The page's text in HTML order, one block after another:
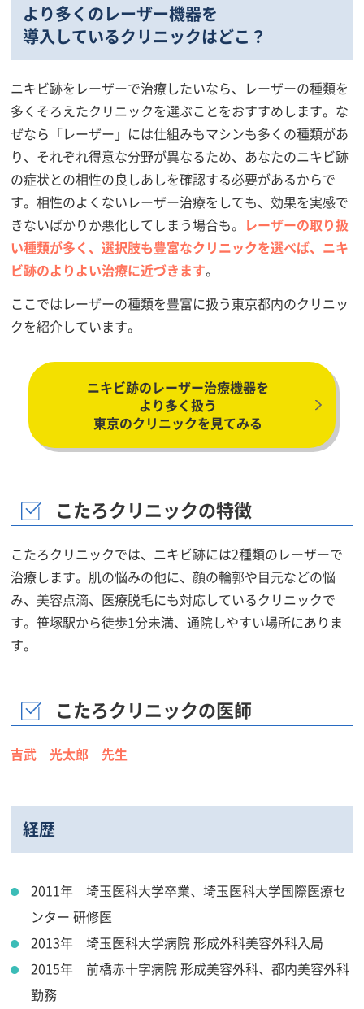
より多くのレーザー機器を
導入しているクリニックはどこ？
ニキビ跡をレーザーで治療したいなら、レーザーの種類を
多くそろえたクリニックを選ぶことをおすすめします。な
ぜなら「レーザー」には仕組みもマシンも多くの種類があ
り、それぞれ得意な分野が異なるため、あなたのニキビ跡
の症状との相性の良しあしを確認する必要があるからで
す。相性のよくないレーザー治療をしても、効果を実感で
きないばかりか悪化してしまう場合も。 レーザーの取り扱
い種類が多く、選択肢も豊富なクリニックを選べば、ニキ
ビ跡のよりよい治療に近づきます。
ここではレーザーの種類を豊富に扱う東京都内のクリニッ
クを紹介しています。
ニキビ跡のレーザー治療機器を
より多く扱う
東京のクリニックを見てみる
こたろクリニックの特徴
こたろクリニックでは、ニキビ跡には2種類のレーザーで
治療します。肌の悩みの他に、顔の輪郭や目元などの悩
み、美容点滴、医療脱毛にも対応しているクリニックで
す。笹塚駅から徒歩1分未満、通院しやすい場所にありま
す。
こたろクリニックの医師
吉武 光太郎 先生
経歴
2011年 埼玉医科大学卒業、埼玉医科大学国際医療セ
ンター 研修医
2013年 埼玉医科大学病院 形成外科美容外科入局
2015年 前橋赤十字病院 形成美容外科、都内美容外科
勤務